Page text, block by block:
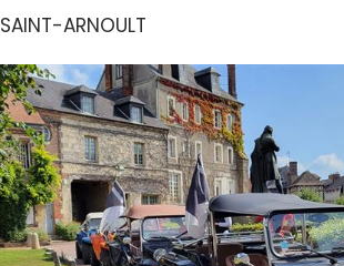
SAINT-ARNOULT